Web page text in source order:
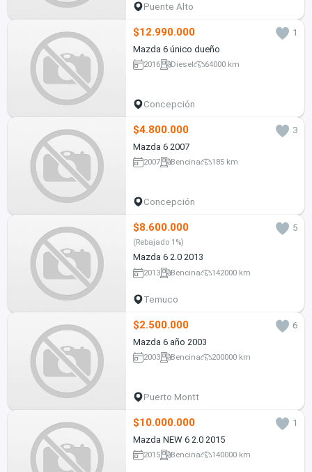
Puente Alto
$12.990.000
1
Mazda 6 único dueño
2016 Diesel 64000 km
Concepción
$4.800.000
3
Mazda 6 2007
2007 Bencina 185 km
Concepción
$8.600.000 5
(Rebajado 1%)
Mazda 6 2.0 2013
2013 Bencina 142000 km
Temuco
$2.500.000
6
Mazda 6 año 2003
2003 Bencina 200000 km
Puerto Montt
$10.000.000
1
Mazda NEW 6 2.0 2015
2015 Bencina 140000 km